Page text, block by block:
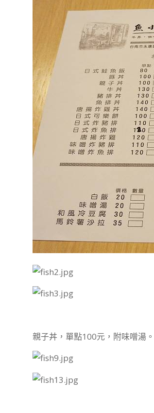
親子丼，單點100元，附味噌湯